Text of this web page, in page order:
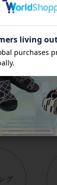
アイテムカテ